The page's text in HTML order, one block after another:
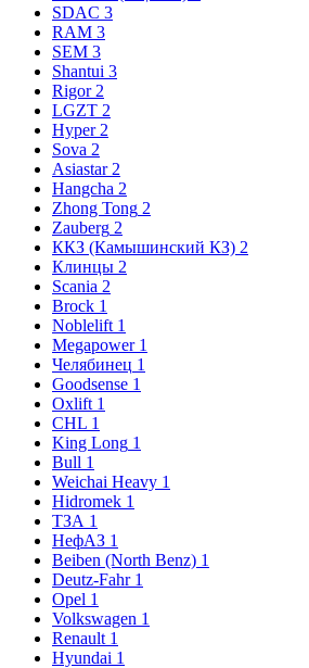
SDAC 3
RAM 3
SEM 3
Shantui 3
Rigor 2
LGZT 2
Hyper 2
Sova 2
Asiastar 2
Hangcha 2
Zhong Tong 2
Zauberg 2
ККЗ (Камышинский КЗ) 2
Клинцы 2
Scania 2
Brock 1
Noblelift 1
Megapower 1
Челябинец 1
Goodsense 1
Oxlift 1
CHL 1
King Long 1
Bull 1
Weichai Heavy 1
Hidromek 1
ТЗА 1
НефАЗ 1
Beiben (North Benz) 1
Deutz-Fahr 1
Opel 1
Volkswagen 1
Renault 1
Hyundai 1